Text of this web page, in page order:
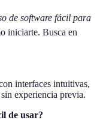
de software fácil para
iniciarte. Busca en
interfaces intuitivas,
experiencia previa.
de usar?